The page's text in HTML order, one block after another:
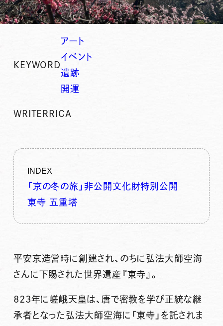
KEYWORD
アート
イベント
遺跡
開運
WRITER RICA
INDEX
「京の冬の旅」非公開文化財特別公開
東寺 五重塔
平安京造営時に創建され、のちに弘法大師空海
さんに下賜された世界遺産『東寺』。
823年に嵯峨天皇は、唐で密教を学び正統な継
承者となった弘法大師空海に「東寺」を託されま